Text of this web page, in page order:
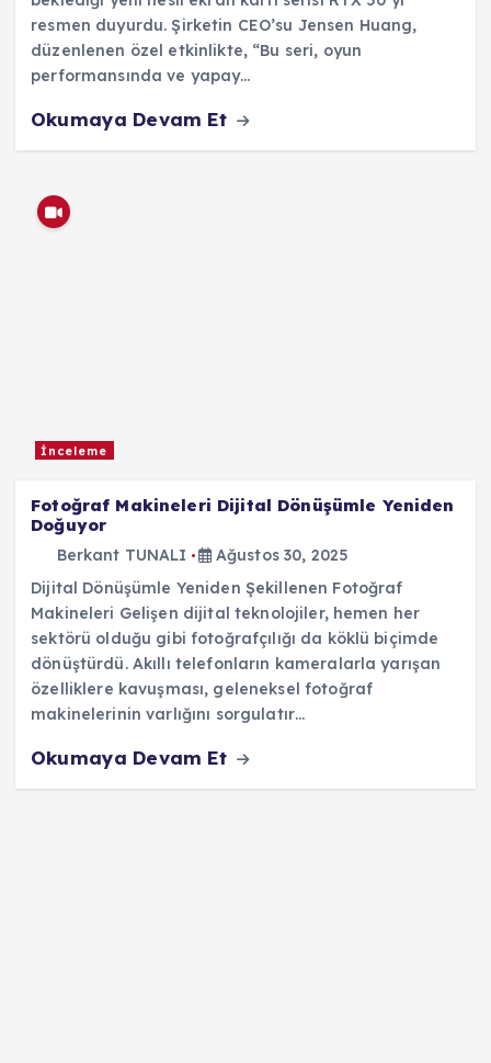
resmen duyurdu. Şirketin CEO’su Jensen Huang,
düzenlenen özel etkinlikte, “Bu seri, oyun
performansında ve yapay…
Okumaya Devam Et
İnceleme
Fotoğraf Makineleri Dijital Dönüşümle Yeniden
Doğuyor
Berkant TUNALI
Ağustos 30, 2025
Dijital Dönüşümle Yeniden Şekillenen Fotoğraf
Makineleri Gelişen dijital teknolojiler, hemen her
sektörü olduğu gibi fotoğrafçılığı da köklü biçimde
dönüştürdü. Akıllı telefonların kameralarla yarışan
özelliklere kavuşması, geleneksel fotoğraf
makinelerinin varlığını sorgulatır…
Okumaya Devam Et